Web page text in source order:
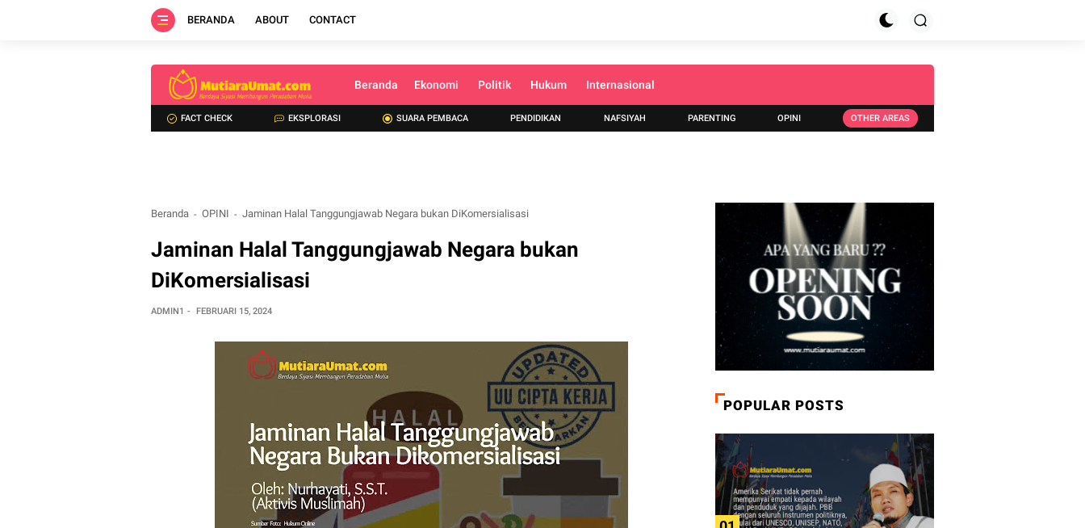
BERANDA ABOUT CONTACT
Beranda Ekonomi Politik Hukum Internasional
FACT CHECK EKSPLORASI SUARA PEMBACA PENDIDIKAN NAFSIYAH PARENTING OPINI OTHER AREAS
Beranda OPINI Jaminan Halal Tanggungjawab Negara bukan DiKomersialisasi
Jaminan Halal Tanggungjawab Negara bukan
DiKomersialisasi
ADMIN1 FEBRUARI 15, 2024
POPULAR POSTS